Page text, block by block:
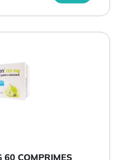
60 COMPRIMES